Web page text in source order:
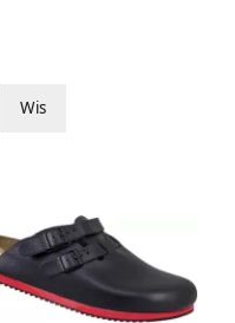
Wis